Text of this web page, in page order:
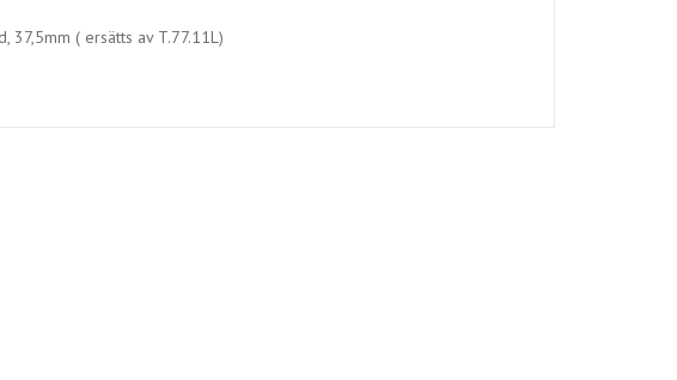
37,5mm ( ersätts av T.77.11L)